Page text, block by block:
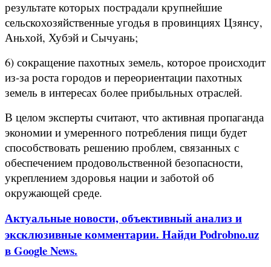
результате которых пострадали крупнейшие
сельскохозяйственные угодья в провинциях Цзянсу,
Аньхой, Хубэй и Сычуань;
6) сокращение пахотных земель, которое происходит
из-за роста городов и переориентации пахотных
земель в интересах более прибыльных отраслей.
В целом эксперты считают, что активная пропаганда
экономии и умеренного потребления пищи будет
способствовать решению проблем, связанных с
обеспечением продовольственной безопасности,
укреплением здоровья нации и заботой об
окружающей среде.
Актуальные новости, объективный анализ и
эксклюзивные комментарии. Найди Podrobno.uz
в Google News.